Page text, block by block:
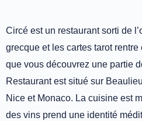
Circé est un restaurant sorti de
grecque et les cartes tarot
que vous découvrez une partie
Restaurant est situé sur
Nice et Monaco. La cuisine est
des vins prend une identité